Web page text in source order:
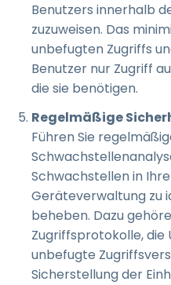
Benutzers innerhalb
zuzuweisen. Das
unbefugten Zugriffs
Benutzer nur Zugriff
die sie benötigen.
Regelmäßige
Führen Sie
Schwachstellen in
Geräteverwaltung zu
beheben. Dazu
Zugriffsprotokolle, die
unbefugte
Sicherstellung der